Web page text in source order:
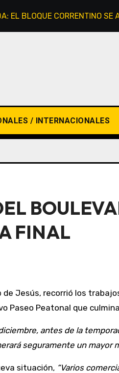
EL BLOQUE CORRENTINO SE
/ INTERNACIONALES
FINAL
Paseo Peatonal que
antes de la
seguramente un mayor
situación, “Varios